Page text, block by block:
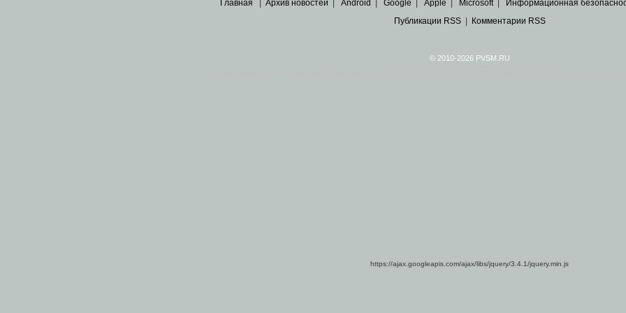
Главная Архив новостей Android Google Apple Microsoft| Информационная
Публикации RSS| Комментарии RSS
© 2010-2026 PVSM.RU
https://ajax.googleapis.com/ajax/libs/jquery/3.4.1/jquery.min.js